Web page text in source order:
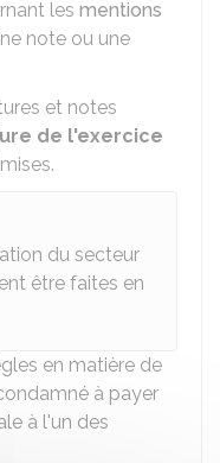
les mentions
note ou une
et notes
de l'exercice
du secteur
être faites en
en matière de
à payer
à l'un des